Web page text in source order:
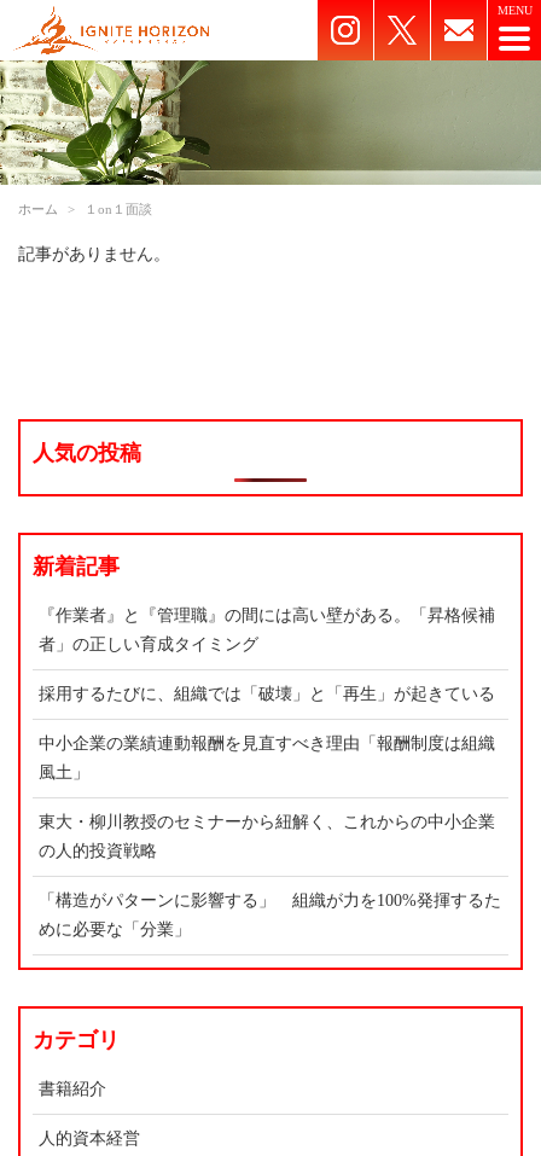
ホーム １on１面談
記事がありません。
人気の投稿
新着記事
『作業者』と『管理職』の間には高い壁がある。「昇格候補
者」の正しい育成タイミング
採用するたびに、組織では「破壊」と「再生」が起きている
中小企業の業績連動報酬を見直すべき理由「報酬制度は組織
風土」
東大・柳川教授のセミナーから紐解く、これからの中小企業
の人的投資戦略
「構造がパターンに影響する」 組織が力を100%発揮するた
めに必要な「分業」
カテゴリ
書籍紹介
人的資本経営